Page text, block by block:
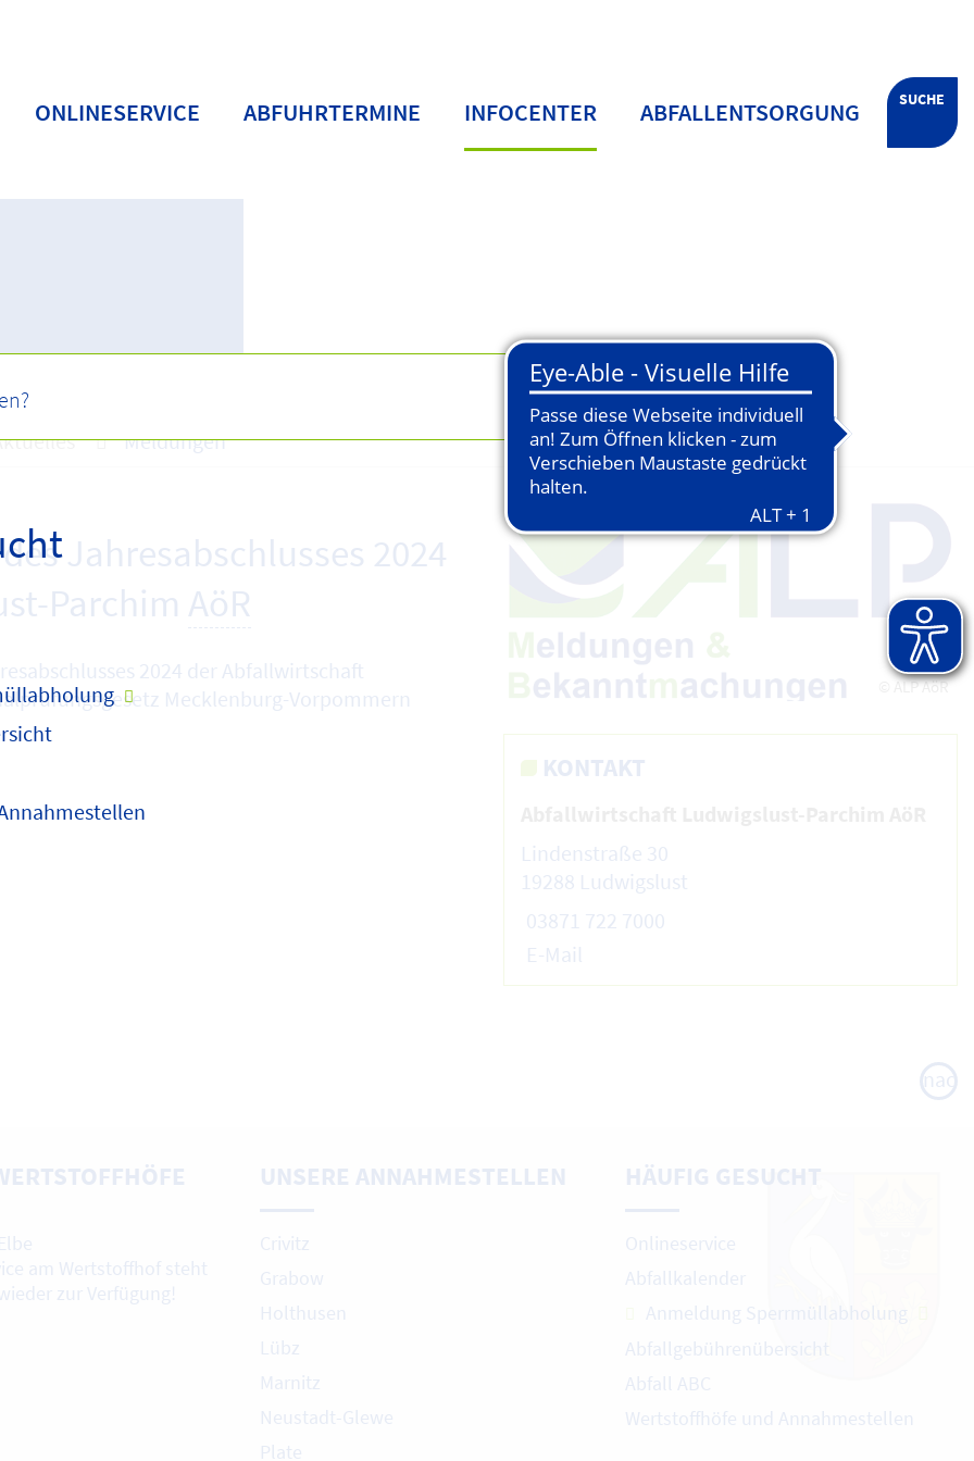
SUCHE
ONLINESERVICE ABFUHRTERMINE INFOCENTER ABFALLENTSORGUNG
Meldungen
Jahresabschlusses 2024
Parchim AöR
2024 der Abfallwirtschaft
Mecklenburg-Vorpommern
© ALP AöR
KONTAKT
Lindenstraße 30
19288 Ludwigslust
03871 722 7000
E-Mail
nach
oben
am Wertstoffhof steht
zur Verfügung!
UNSERE ANNAHMESTELLEN
Crivitz
Grabow
Holthusen
Lübz
Marnitz
Neustadt-Glewe
Plate
HÄUFIG GESUCHT
Onlineservice
Abfallkalender
Anmeldung Sperrmüllabholung
Abfallgebührenübersicht
Abfall ABC
Wertstoffhöfe und Annahmestellen